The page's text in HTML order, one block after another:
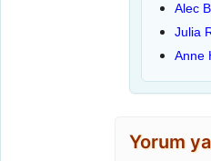
Alec
Julia
Anne
Yorum